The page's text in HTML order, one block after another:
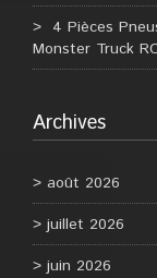
4 Pièces
Monster Truck
Archives
août 2026
juillet 2026
juin 2026